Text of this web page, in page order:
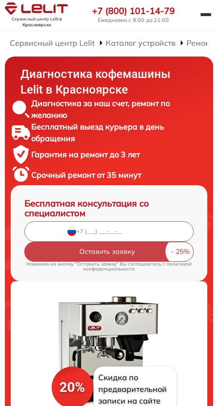
Сервисный центр Lelitв
Красноярске
+7 (800) 101-14-79
Ежедневно с 9:00 до 21:00
Сервисный центр Lelit Каталог устройств
Диагностика кофемашины
Lelit в Красноярске
Диагностика за наш счет, ремонт по
желанию
Бесплатный выезд курьера в день
обращения
Гарантия на ремонт до 3 лет
Срочный ремонт от 35 минут
Бесплатная консультация со
специалистом
Оставить заявку
Нажимая на кнопку "Оставить заявку" Вы соглашаетесь cполитикой
конфиденциальности
20%
Скидка по
предварительной
записи на сайте